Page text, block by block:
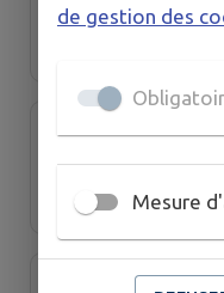
Comité
Comité
Orsola)
Crea's au
de gestion des
Mesure